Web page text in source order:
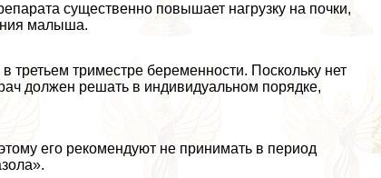
существенно повышает нагрузку на почки,
малыша.
триместре беременности. Поскольку нет
должен решать в индивидуальном порядке,
его рекомендуют не принимать в период